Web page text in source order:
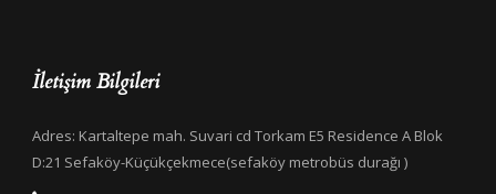
İletişim Bilgileri
Adres: Kartaltepe mah. Suvari cd Torkam E5 Residence A Blok
D:21 Sefaköy-Küçükçekmece(sefaköy metrobüs durağı )